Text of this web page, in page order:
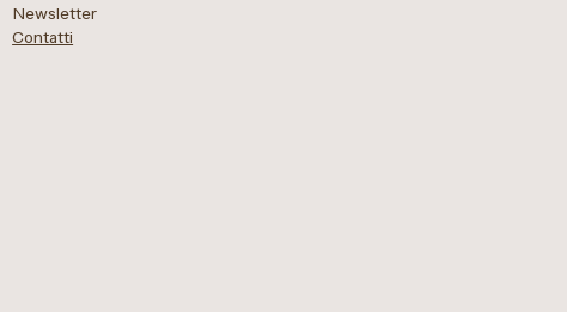
Newsletter
Contatti